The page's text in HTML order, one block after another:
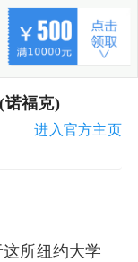
诺福克)
进入官方主页
所纽约大学